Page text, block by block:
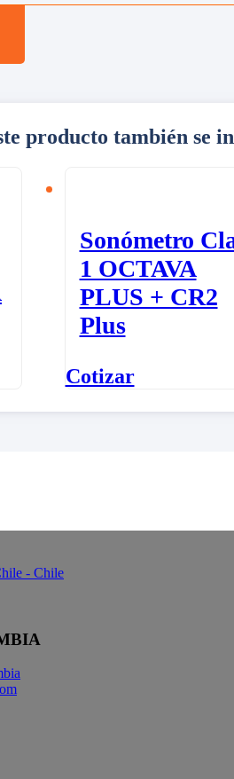
producto también se
Sonómetro
1 OCTAVA
PLUS + CR2
Plus
Cotizar
- Chile